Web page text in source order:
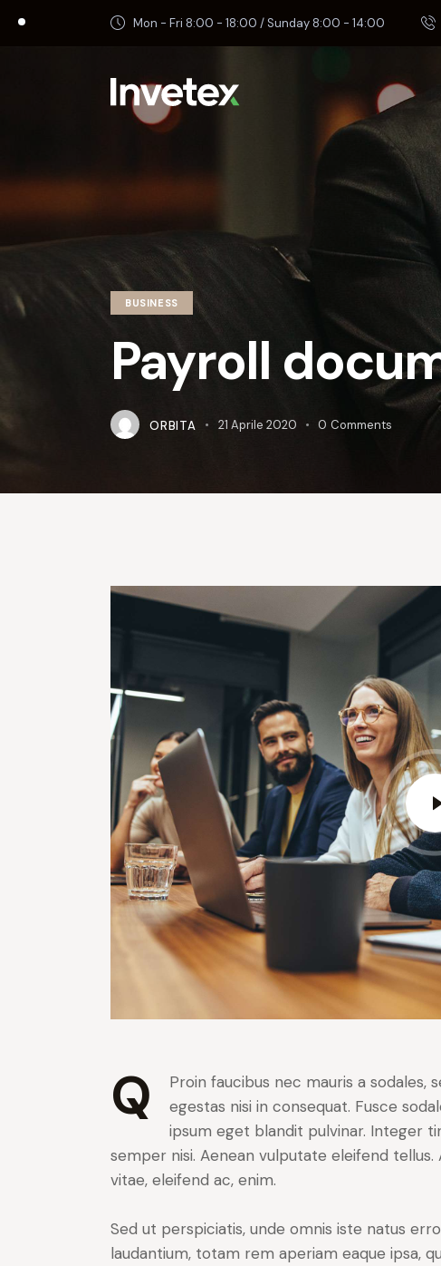
Mon - Fri 8:00 - 18:00 / Sunday 8:00 - 14:00
BUSINESS
Payroll
ORBITA 21 Aprile 2020 0 Comments
Q
Proin faucibus nec mauris a
egestas nisi in consequat. Fusce
ipsum eget blandit pulvinar. Integer
semper nisi. Aenean vulputate eleifend
vitae, eleifend ac, enim.
Sed ut perspiciatis, unde omnis iste natus
laudantium, totam rem aperiam eaque ipsa,